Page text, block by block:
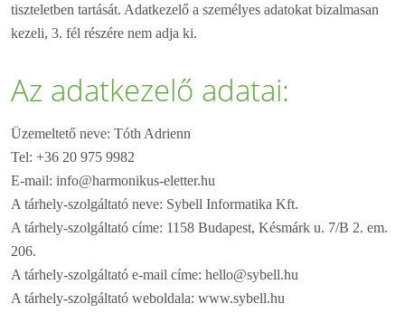
tiszteletben tartását. Adatkezelő a személyes adatokat bizalmasan
kezeli, 3. fél részére nem adja ki.
Az adatkezelő adatai:
Üzemeltető neve: Tóth Adrienn
Tel: +36 20 975 9982
E-mail: info@harmonikus-eletter.hu
A tárhely-szolgáltató neve: Sybell Informatika Kft.
A tárhely-szolgáltató címe: 1158 Budapest, Késmárk u. 7/B 2. em.
206.
A tárhely-szolgáltató e-mail címe: hello@sybell.hu
A tárhely-szolgáltató weboldala: www.sybell.hu